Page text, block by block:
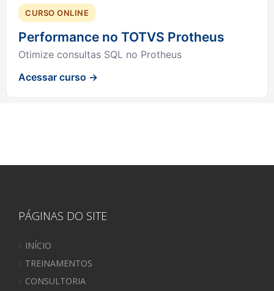
CURSO ONLINE
Performance no TOTVS Protheus
Otimize consultas SQL no Protheus
Acessar curso →
PÁGINAS DO SITE
INÍCIO
TREINAMENTOS
CONSULTORIA